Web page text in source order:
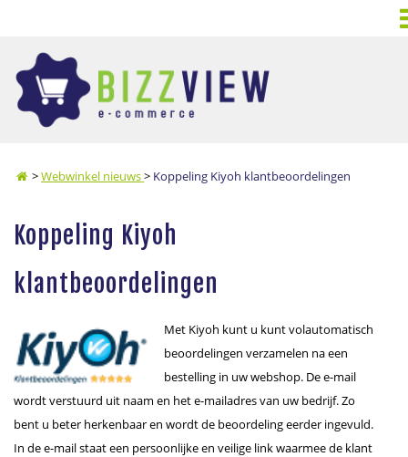
>Webwinkel nieuws> Koppeling Kiyoh klantbeoordelingen
Koppeling Kiyoh
klantbeoordelingen
Met Kiyoh kunt u kunt volautomatisch
beoordelingen verzamelen na een
bestelling in uw webshop. De e-mail
wordt verstuurd uit naam en het e-mailadres van uw bedrijf. Zo
bent u beter herkenbaar en wordt de beoordeling eerder ingevuld.
In de e-mail staat een persoonlijke en veilige link waarmee de klant